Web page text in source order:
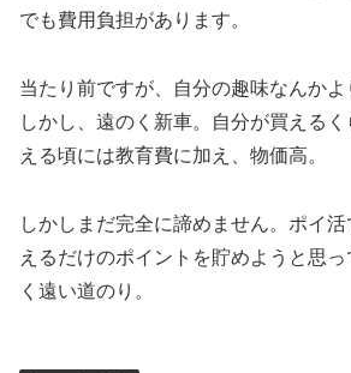
でも費用負担があります。
当たり前ですが、自分の趣味なんかよ
しかし、遠のく新車。自分が買える
える頃には教育費に加え、物価高。
しかしまだ完全に諦めません。ポイ
えるだけのポイントを貯めようと思
く遠い道のり。